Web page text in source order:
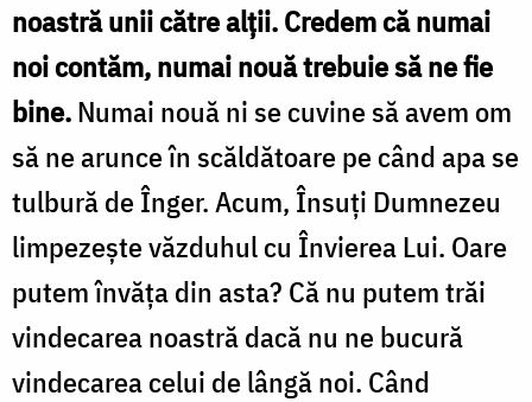
noastră unii către alții. Credem că numai
noi contăm, numai nouă trebuie să ne fie
bine.Numai nouă ni se cuvine să avem om
să ne arunce în scăldătoare pe când apa se
tulbură de Înger. Acum, Însuți Dumnezeu
limpezește văzduhul cu Învierea Lui. Oare
putem învăța din asta? Că nu putem trăi
vindecarea noastră dacă nu ne bucură
vindecarea celui de lângă noi. Când